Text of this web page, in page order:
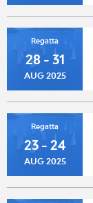
Regatta
28 - 31
AUG 2025
Regatta
23 - 24
AUG 2025